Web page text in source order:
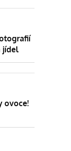
jídel
ovoce!